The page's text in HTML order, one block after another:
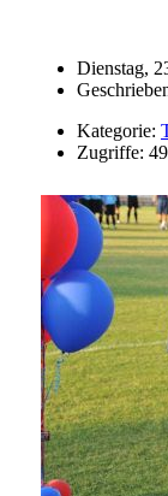
Dienstag,
Kategorie:
Zugriffe: